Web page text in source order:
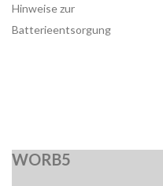
Hinweise zur
Batterieentsorgung
WORB5